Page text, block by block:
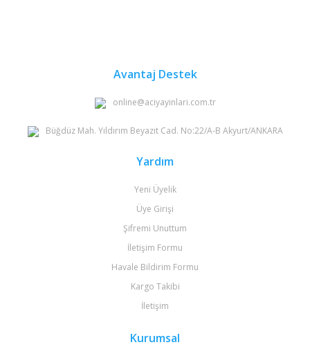
Avantaj Destek
online@aciyayinlari.com.tr
Büğdüz Mah. Yıldırım Beyazıt Cad. No:22/A-B Akyurt/ANKARA
Yardım
Yeni Üyelik
Üye Girişi
Şifremi Unuttum
İletişim Formu
Havale Bildirim Formu
Kargo Takibi
İletişim
Kurumsal